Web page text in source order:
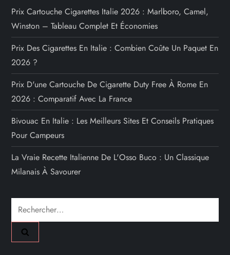
Prix Cartouche Cigarettes Italie 2026 : Marlboro, Camel,
Winston – Tableau Complet Et Économies
Prix Des Cigarettes En Italie : Combien Coûte Un Paquet En
2026 ?
Prix D'une Cartouche De Cigarette Duty Free À Rome En
2026 : Comparatif Avec La France
Bivouac En Italie : Les Meilleurs Sites Et Conseils Pratiques
Pour Campeurs
La Vraie Recette Italienne De L'Osso Buco : Un Classique
Milanais À Savourer
Rechercher :